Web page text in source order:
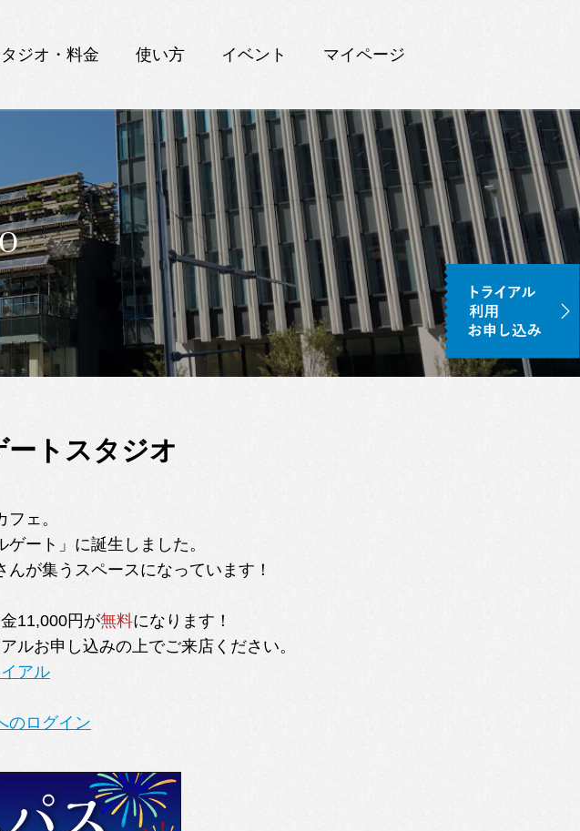
ジオ・料金 使い方 イベント マイページ
トスタジオ
ェ。
ート」に誕生しました。
が集うスペースになっています！
11,000円が無料になります！
ルお申し込みの上でご来店ください。
アル
のログイン